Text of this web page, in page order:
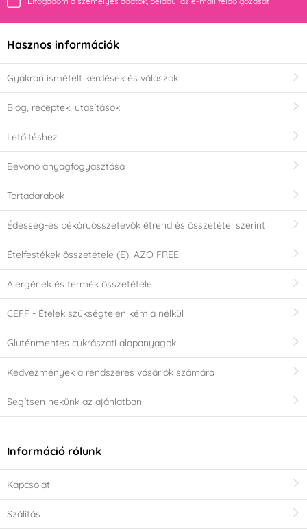
Hasznos információk
Gyakran ismételt kérdések és válaszok
Blog, receptek, utasítások
Letöltéshez
Bevonó anyagfogyasztása
Tortadarabok
Édesség-és pékáruösszetevők étrend és összetétel szerint
Ételfestékek összetétele (E), AZO FREE
Alergének és termék összetétele
CEFF - Ételek szükségtelen kémia nélkül
Gluténmentes cukrászati alapanyagok
Kedvezmények a rendszeres vásárlók számára
Segítsen nekünk az ajánlatban
Információ rólunk
Kapcsolat
Szálítás